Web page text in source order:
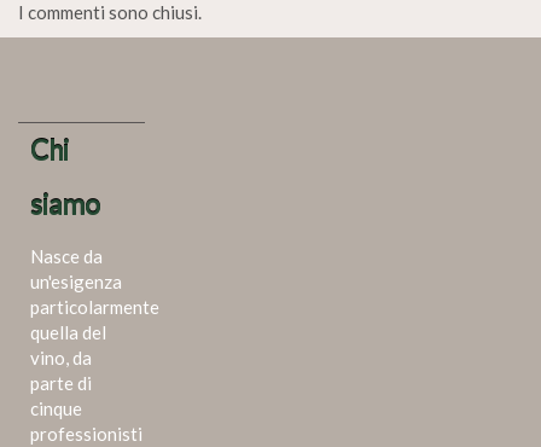
I commenti sono chiusi.
Chi
siamo
Nasce da
un'esigenza
particolarmente
quella del
vino, da
parte di
cinque
professionisti